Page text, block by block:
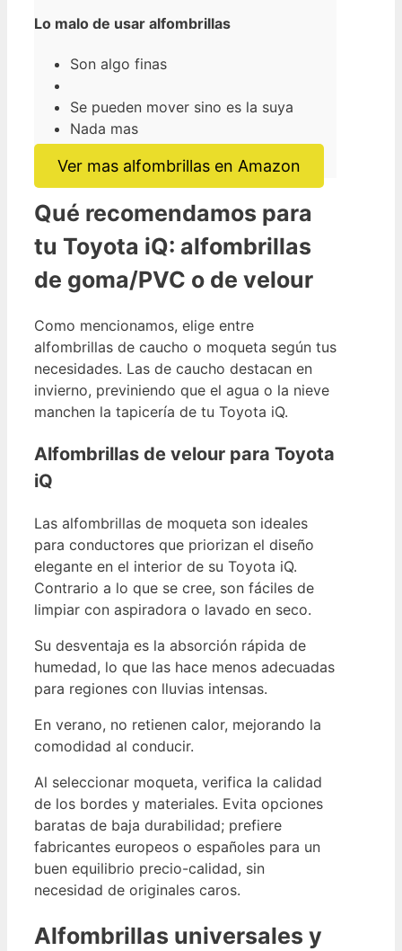
Lo malo de usar alfombrillas
Son algo finas
Se pueden mover sino es la suya
Nada mas
Ver mas alfombrillas en Amazon
Qué recomendamos para
tu Toyota iQ: alfombrillas
de goma/PVC o de velour
Como mencionamos, elige entre
alfombrillas de caucho o moqueta según tus
necesidades. Las de caucho destacan en
invierno, previniendo que el agua o la nieve
manchen la tapicería de tu Toyota iQ.
Alfombrillas de velour para Toyota
iQ
Las alfombrillas de moqueta son ideales
para conductores que priorizan el diseño
elegante en el interior de su Toyota iQ.
Contrario a lo que se cree, son fáciles de
limpiar con aspiradora o lavado en seco.
Su desventaja es la absorción rápida de
humedad, lo que las hace menos adecuadas
para regiones con lluvias intensas.
En verano, no retienen calor, mejorando la
comodidad al conducir.
Al seleccionar moqueta, verifica la calidad
de los bordes y materiales. Evita opciones
baratas de baja durabilidad; prefiere
fabricantes europeos o españoles para un
buen equilibrio precio-calidad, sin
necesidad de originales caros.
Alfombrillas universales y